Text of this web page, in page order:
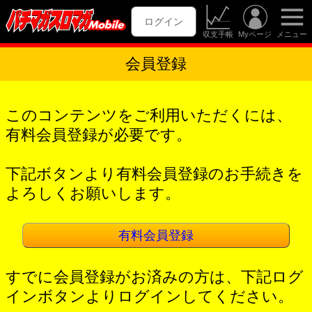
ログイン
収支手帳 Myページ メニュー
会員登録
このコンテンツをご利用いただくには、
有料会員登録が必要です。
下記ボタンより有料会員登録のお手続きを
よろしくお願いします。
有料会員登録
すでに会員登録がお済みの方は、下記ログ
インボタンよりログインしてください。